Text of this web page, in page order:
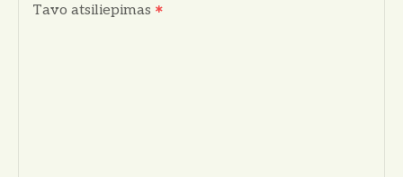
Tavo atsiliepimas